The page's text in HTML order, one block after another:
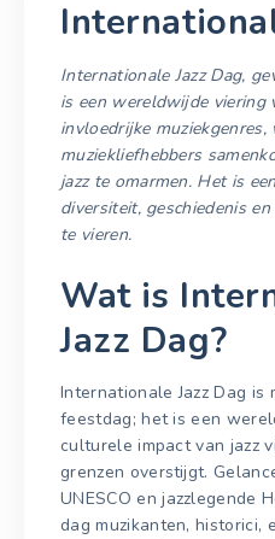
Internationale Jazz Dag,
is een wereldwijde viering
invloedrijke
muziekliefhebbers
jazz te omarmen. Het is
diversiteit, geschiedenis
te vieren.
Wat is
Jazz Dag?
Internationale Jazz Dag is
feestdag; het is een
culturele impact van jazz
grenzen overstijgt.
UNESCO en jazzlegende
dag muzikanten, historici,